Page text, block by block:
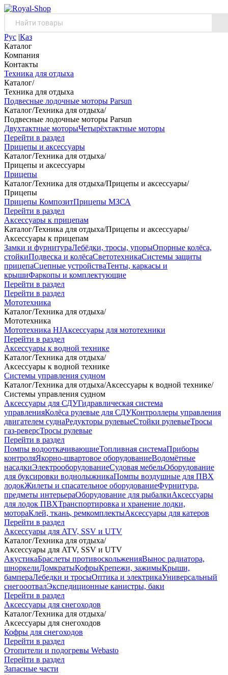
Рус |Қаз
Каталог
Компания
Контакты
Техника для отдыха
Каталог/
Техника для отдыха
Подвесные лодочные моторы Parsun
Каталог/Техника для отдыха/
Подвесные лодочные моторы Parsun
Двухтактные моторыЧетырёхтактные моторы
Перейти в раздел
Прицепы и аксессуары
Каталог/Техника для отдыха/
Прицепы и аксессуары
Прицепы
Каталог/Техника для отдыха/Прицепы и аксессуары/
Прицепы
Прицепы КомпозитПрицепы МЗСА
Перейти в раздел
Аксессуары к прицепам
Каталог/Техника для отдыха/Прицепы и аксессуары/
Аксессуары к прицепам
Замки и фурнитураЛебёдки, тросы, упорыОпорные колёса,
стойкиПодвеска и колёсаСветотехникаСистемы защиты
прицепаСцепные устройстваТенты, каркасы и
крышиФаркопы и комплектующие
Перейти в раздел
Перейти в раздел
Мототехника
Каталог/Техника для отдыха/
Мототехника
Мототехника HJАксессуары для мототехники
Перейти в раздел
Аксессуары к водной технике
Каталог/Техника для отдыха/
Аксессуары к водной технике
Системы управления судном
Каталог/Техника для отдыха/Аксессуары к водной технике/
Системы управления судном
Аксессуары для СДУГидравлическая система
управленияКолёса рулевые для СДУКонтроллеры управления
двигателем суднаРедукторы рулевыеСтойки рулевыеТросы
газ-реверсТросы рулевые
Перейти в раздел
Помпы водооткачивающиеТопливная системаПриборы
контроляЯкорно-швартовое оборудованиеВодомётные
насадкиЭлектрооборудованиеСудовая мебельОборудование
для буксировки воднолыжникаПомпы воздушные для ПВХ
лодокЖилеты и спасательное оборудованиеФурнитура,
предметы интерьераОборудование для рыбалкиАксессуары
для лодок ПВХТранспортировка и хранение лодки,
мотораКлей, ткань, ремкомплектыАксессуары для катеров
Перейти в раздел
Аксессуары для ATV, SSV и UTV
Каталог/Техника для отдыха/
Аксессуары для ATV, SSV и UTV
АкустикаБраслеты противоскольженияВынос радиатора,
шноркелиДомкратыКофрыКрепежи, зажимыКрыши,
бампераЛебедки и тросыОптика и электрикаУниверсальный
снегооотвалЭкспедиционные канистры, баки
Перейти в раздел
Аксессуары для снегоходов
Каталог/Техника для отдыха/
Аксессуары для снегоходов
Кофры для снегоходов
Перейти в раздел
Отопители и подогревы Webasto
Перейти в раздел
Запасные части